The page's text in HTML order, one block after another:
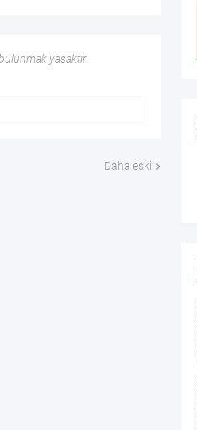
yasaktır.
Daha eski